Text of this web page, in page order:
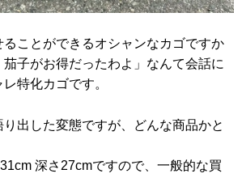
ることができるオシャンなカゴですか
子がお得だったわよ」なんて会話に
特化カゴです。
出した変態ですが、どんな商品かと
深さ27cmですので、一般的な買